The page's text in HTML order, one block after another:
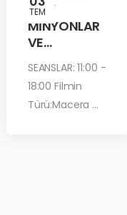
TEM
Filmler
MİNYONLAR
VE
R
SEANSLAR: 11:00 -
18:00 Filmin
Türü:Macera ...